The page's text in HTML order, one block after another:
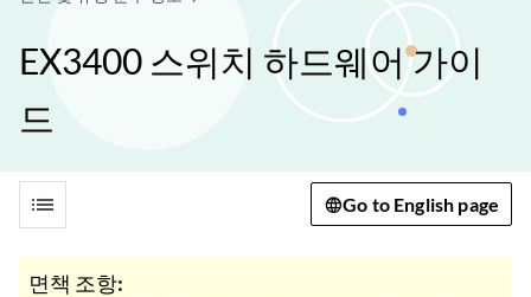
EX3400 스위치 하드웨어 가이
드
list Go to English page
면책 조항: